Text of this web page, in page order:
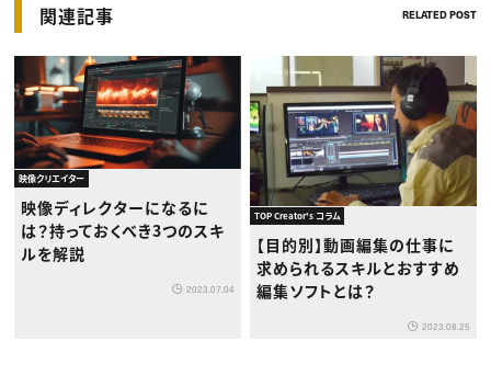
関連記事 RELATED POST
映像クリエイター
映像ディレクターになるに
は？持っておくべき3つのスキ
ルを解説
2023.07.04
TOP Creator's コラム
【目的別】動画編集の仕事に
求められるスキルとおすすめ
編集ソフトとは？
2023.08.25